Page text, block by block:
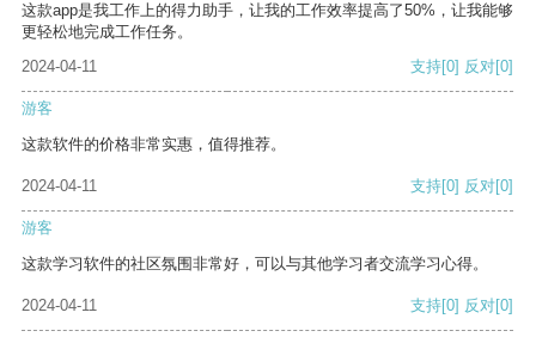
这款app是我工作上的得力助手，让我的工作效率提高了50%，让我能够
更轻松地完成工作任务。
2024-04-11
支持[0] 反对[0]
游客
这款软件的价格非常实惠，值得推荐。
2024-04-11 支持[0] 反对[0]
游客
这款学习软件的社区氛围非常好，可以与其他学习者交流学习心得。
2024-04-11 支持[0] 反对[0]